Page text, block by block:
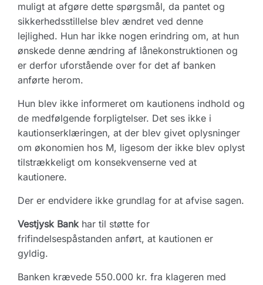
muligt at afgøre dette spørgsmål, da pantet og
sikkerhedsstillelse blev ændret ved denne
lejlighed. Hun har ikke nogen erindring om, at hun
ønskede denne ændring af lånekonstruktionen og
er derfor uforstående over for det af banken
anførte herom.
Hun blev ikke informeret om kautionens indhold og
de medfølgende forpligtelser. Det ses ikke i
kautionserklæringen, at der blev givet oplysninger
om økonomien hos M, ligesom der ikke blev oplyst
tilstrækkeligt om konsekvenserne ved at
kautionere.
Der er endvidere ikke grundlag for at afvise sagen.
Vestjysk Bank har til støtte for
frifindelsespåstanden anført, at kautionen er
gyldig.
Banken krævede 550.000 kr. fra klageren med